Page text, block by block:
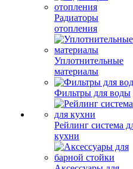
Радиаторы
отопления
Уплотнительные
материалы
Фильтры для воды
Рейлинг система
кухни